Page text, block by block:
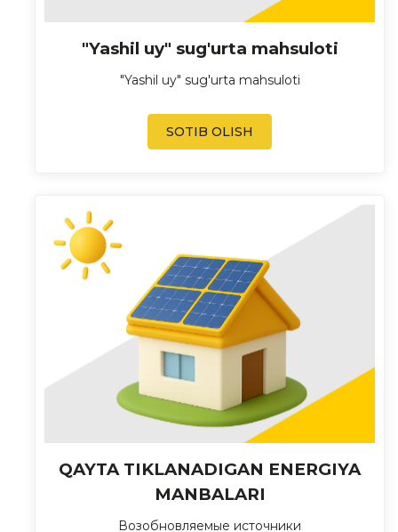
"Yashil uy" sug'urta mahsuloti
"Yashil uy" sug'urta mahsuloti
SOTIB OLISH
QAYTA TIKLANADIGAN ENERGIYA
MANBALARI
Возобновляемые источники